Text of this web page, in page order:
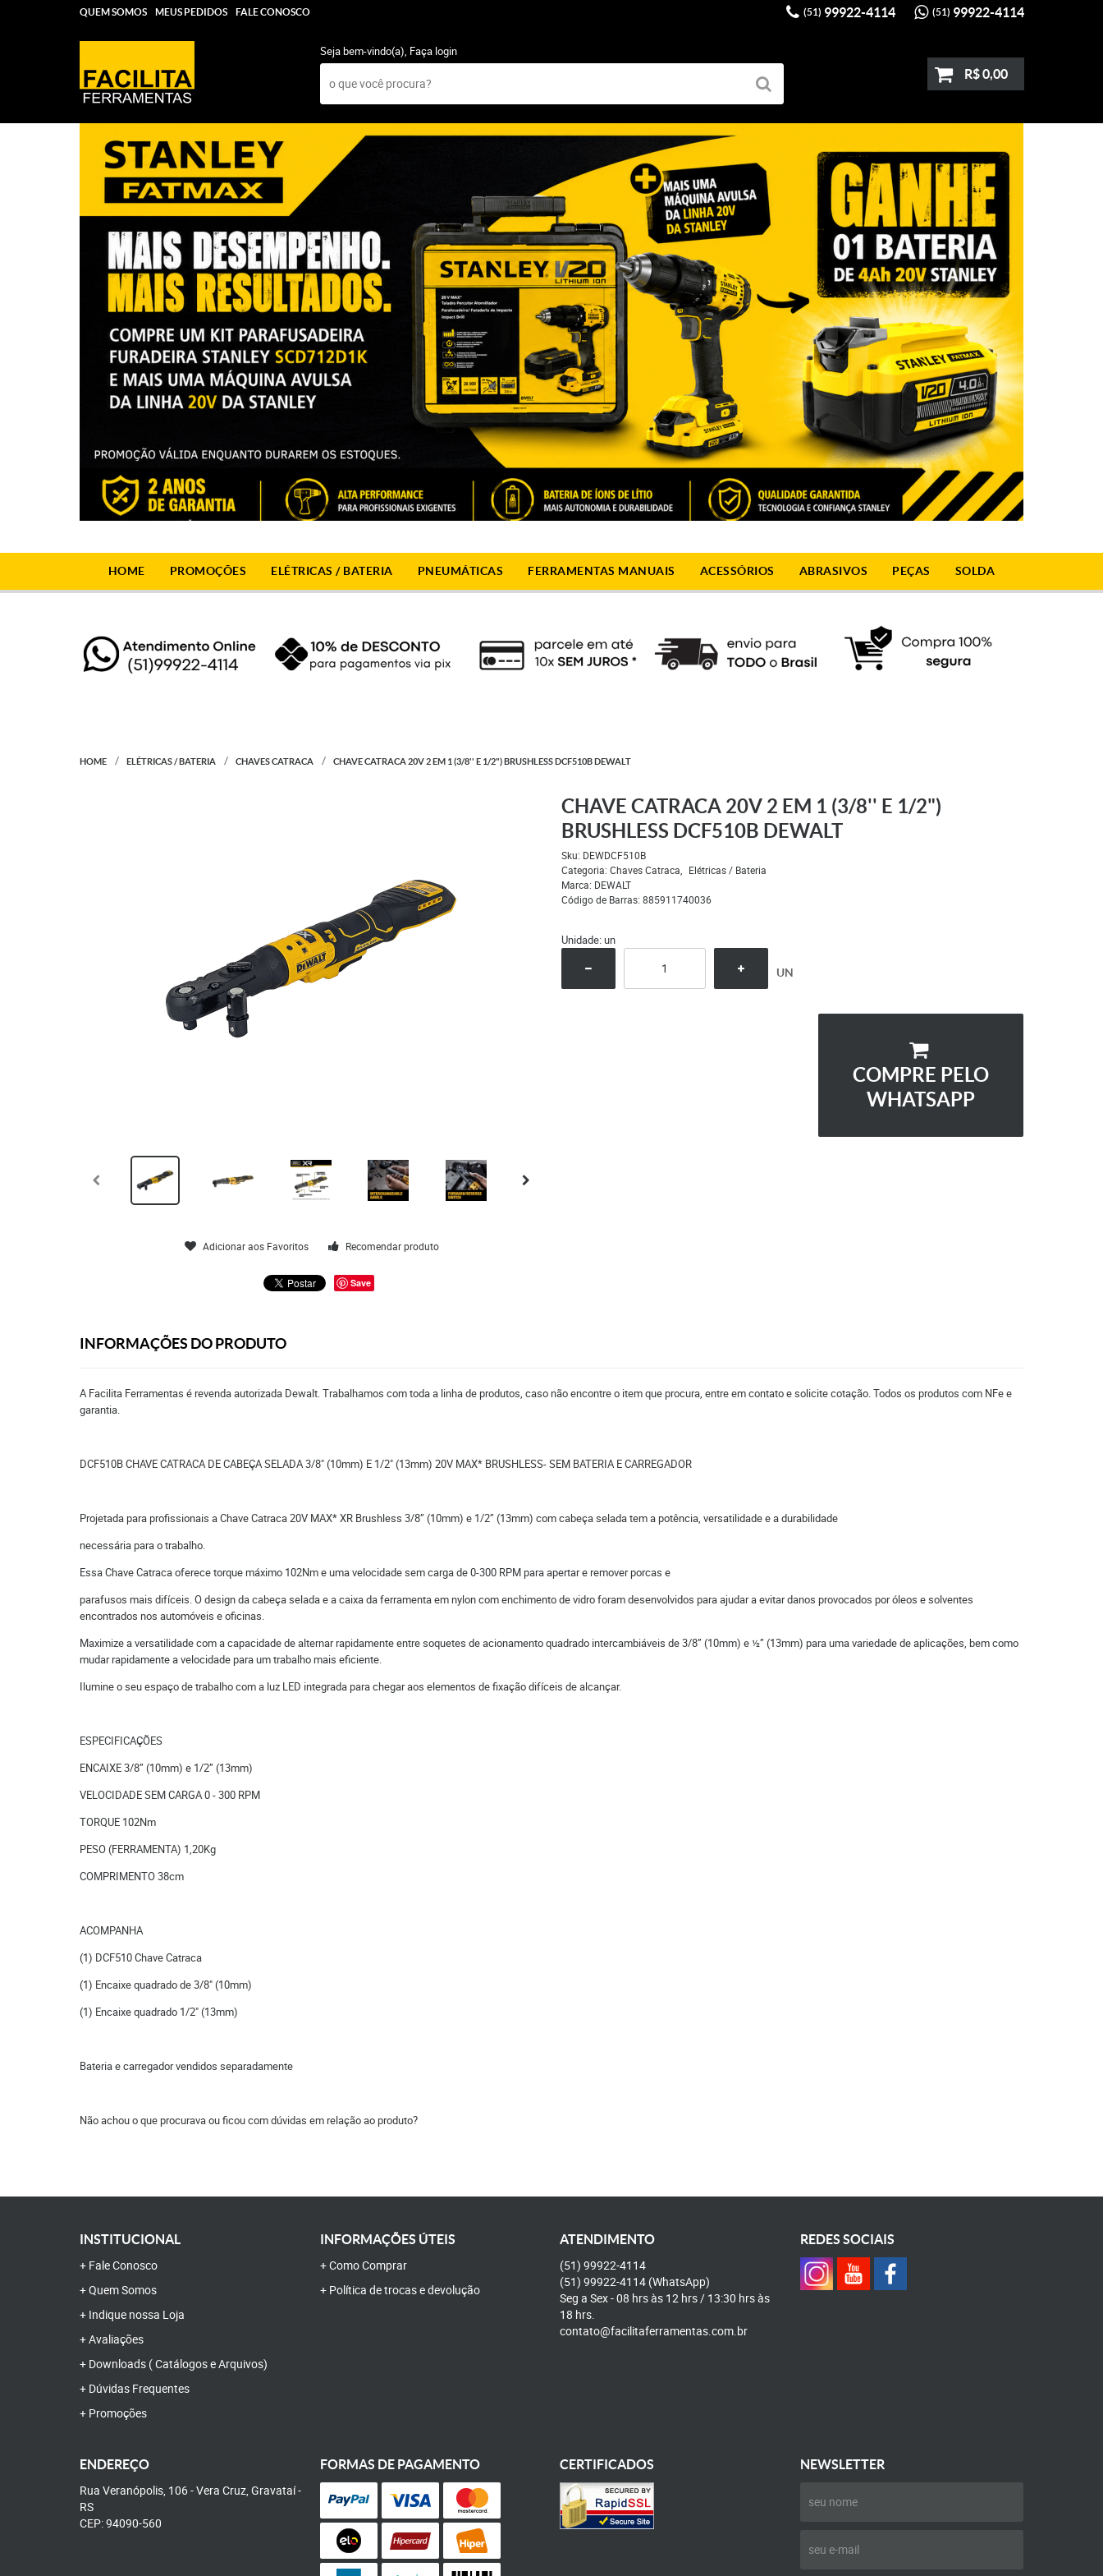
QUEM SOMOS MEUS PEDIDOS FALE CONOSCO (51) 99922-4114 (51) 99922-4114
Seja bem-vindo(a), Faça login
R$ 0,00
HOME PROMOÇÕES ELÉTRICAS / BATERIA PNEUMÁTICAS FERRAMENTAS MANUAIS ACESSÓRIOS ABRASIVOS PEÇAS SOLDA
HOME ELÉTRICAS / BATERIA CHAVES CATRACA CHAVE CATRACA 20V 2 EM 1 (3/8'' E 1/2") BRUSHLESS DCF510B DEWALT
Adicionar aos Favoritos Recomendar produto
Save
CHAVE CATRACA 20V 2 EM 1 (3/8'' E 1/2")
BRUSHLESS DCF510B DEWALT
Sku: DEWDCF510B
Categoria: Chaves Catraca
Elétricas / Bateria
Marca: DEWALT
Código de Barras: 885911740036
Unidade: un
UN
COMPRE PELO
WHATSAPP
INFORMAÇÕES DO PRODUTO
A Facilita Ferramentas é revenda autorizada Dewalt. Trabalhamos com toda a linha de produtos, caso não encontre o item que procura, entre em contato e solicite cotação. Todos os produtos com NFe e
garantia.
DCF510B CHAVE CATRACA DE CABEÇA SELADA 3/8" (10mm) E 1/2" (13mm) 20V MAX* BRUSHLESS- SEM BATERIA E CARREGADOR
Projetada para profissionais a Chave Catraca 20V MAX* XR Brushless 3/8” (10mm) e 1/2” (13mm) com cabeça selada tem a potência, versatilidade e a durabilidade
necessária para o trabalho.
Essa Chave Catraca oferece torque máximo 102Nm e uma velocidade sem carga de 0-300 RPM para apertar e remover porcas e
parafusos mais difíceis. O design da cabeça selada e a caixa da ferramenta em nylon com enchimento de vidro foram desenvolvidos para ajudar a evitar danos provocados por óleos e solventes
encontrados nos automóveis e oficinas.
Maximize a versatilidade com a capacidade de alternar rapidamente entre soquetes de acionamento quadrado intercambiáveis de 3/8” (10mm) e ½” (13mm) para uma variedade de aplicações, bem como
mudar rapidamente a velocidade para um trabalho mais eficiente.
Ilumine o seu espaço de trabalho com a luz LED integrada para chegar aos elementos de fixação difíceis de alcançar.
ESPECIFICAÇÕES
ENCAIXE 3/8” (10mm) e 1/2” (13mm)
VELOCIDADE SEM CARGA 0 - 300 RPM
TORQUE 102Nm
PESO (FERRAMENTA) 1,20Kg
COMPRIMENTO 38cm
ACOMPANHA
(1) DCF510 Chave Catraca
(1) Encaixe quadrado de 3/8" (10mm)
(1) Encaixe quadrado 1/2" (13mm)
Bateria e carregador vendidos separadamente
Não achou o que procurava ou ficou com dúvidas em relação ao produto?
INSTITUCIONAL
Fale Conosco
Quem Somos
Indique nossa Loja
Avaliações
Downloads ( Catálogos e Arquivos)
Dúvidas Frequentes
Promoções
INFORMAÇÕES ÚTEIS
Como Comprar
Política de trocas e devolução
ATENDIMENTO
(51) 99922-4114
(51) 99922-4114 (WhatsApp)
Seg a Sex - 08 hrs às 12 hrs / 13:30 hrs às
18 hrs.
contato@facilitaferramentas.com.br
REDES SOCIAIS
ENDEREÇO
Rua Veranópolis, 106-Vera Cruz, Gravataí-
RS
CEP: 94090-560
FORMAS DE PAGAMENTO CERTIFICADOS NEWSLETTER